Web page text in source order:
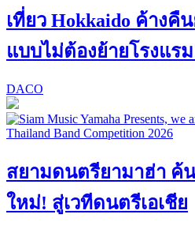
เที่ยว Hokkaido ค้างคื
แบบไม่ต้องย้ายโรงแร
DACO
สยามดนตรียามาฮ่า ค้
ใหม่! สู่เวทีดนตรีเอเชีย